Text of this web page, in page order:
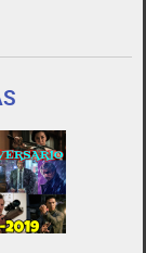
y/o a la
uso del foro
«llegar,